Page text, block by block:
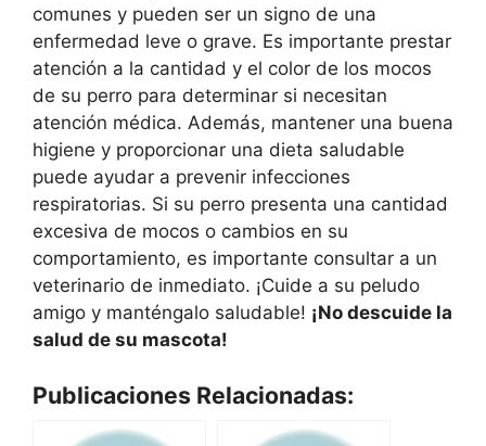
comunes y pueden ser un signo de una
enfermedad leve o grave. Es importante prestar
atención a la cantidad y el color de los mocos
de su perro para determinar si necesitan
atención médica. Además, mantener una buena
higiene y proporcionar una dieta saludable
puede ayudar a prevenir infecciones
respiratorias. Si su perro presenta una cantidad
excesiva de mocos o cambios en su
comportamiento, es importante consultar a un
veterinario de inmediato. ¡Cuide a su peludo
amigo y manténgalo saludable! ¡No descuide la
salud de su mascota!
Publicaciones Relacionadas: